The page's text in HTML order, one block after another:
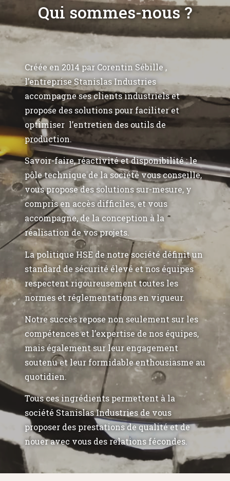
Qui sommes-nous ?
Créée en 2014 par Corentin Sébille ,
l’entreprise Stanislas Industries
accompagne ses clients industriels et
propose des solutions pour faciliter et
optimiser l’entretien des outils de
production.
Savoir-faire, réactivité et disponibilité : le
pôle technique de la société vous conseille,
vous propose des solutions sur-mesure, y
compris en accès difficiles, et vous
accompagne, de la conception à la
réalisation de vos projets.
La politique HSE de notre société définit un
standard de sécurité élevé et nos équipes
respectent rigoureusement toutes les
normes et réglementations en vigueur.
Notre succès repose non seulement sur les
compétences et l’expertise de nos équipes,
mais également sur leur engagement
soutenu et leur formidable enthousiasme au
quotidien.
Tous ces ingrédients permettent à la
société Stanislas Industries de vous
proposer des prestations de qualité et de
nouer avec vous des relations fécondes.